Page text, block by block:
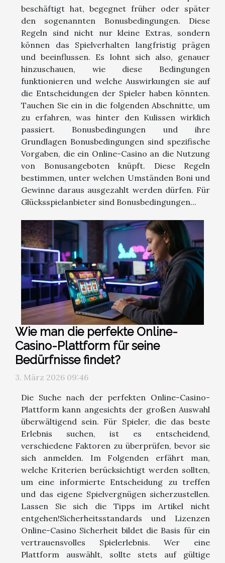
beschäftigt hat, begegnet früher oder später
den sogenannten Bonusbedingungen. Diese
Regeln sind nicht nur kleine Extras, sondern
können das Spielverhalten langfristig prägen
und beeinflussen. Es lohnt sich also, genauer
hinzuschauen, wie diese Bedingungen
funktionieren und welche Auswirkungen sie auf
die Entscheidungen der Spieler haben könnten.
Tauchen Sie ein in die folgenden Abschnitte, um
zu erfahren, was hinter den Kulissen wirklich
passiert. Bonusbedingungen und ihre
Grundlagen Bonusbedingungen sind spezifische
Vorgaben, die ein Online-Casino an die Nutzung
von Bonusangeboten knüpft. Diese Regeln
bestimmen, unter welchen Umständen Boni und
Gewinne daraus ausgezahlt werden dürfen. Für
Glücksspielanbieter sind Bonusbedingungen...
Wie man die perfekte Online-
Casino-Plattform für seine
Bedürfnisse findet?
3. März 2026 09:46
Die Suche nach der perfekten Online-Casino-
Plattform kann angesichts der großen Auswahl
überwältigend sein. Für Spieler, die das beste
Erlebnis suchen, ist es entscheidend,
verschiedene Faktoren zu überprüfen, bevor sie
sich anmelden. Im Folgenden erfährt man,
welche Kriterien berücksichtigt werden sollten,
um eine informierte Entscheidung zu treffen
und das eigene Spielvergnügen sicherzustellen.
Lassen Sie sich die Tipps im Artikel nicht
entgehen!Sicherheitsstandards und Lizenzen
Online-Casino Sicherheit bildet die Basis für ein
vertrauensvolles Spielerlebnis. Wer eine
Plattform auswählt, sollte stets auf gültige